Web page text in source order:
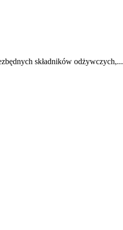
składników odżywczych,...